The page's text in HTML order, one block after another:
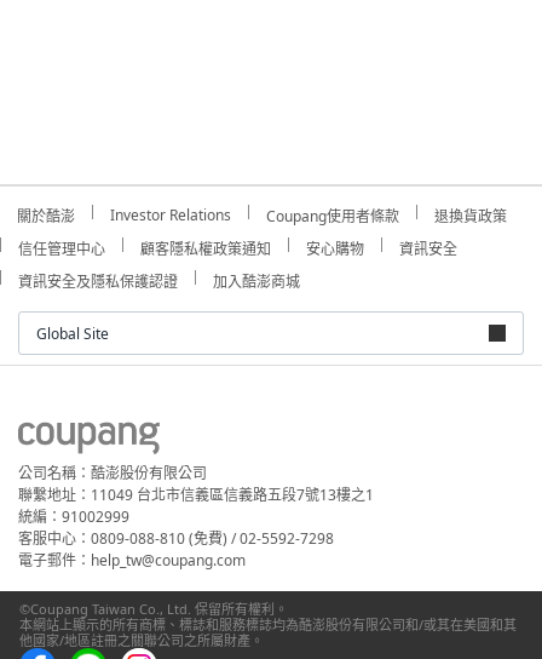
關於酷澎 Investor Relations Coupang使用者條款
退換貨政策
信任管理中心
顧客隱私權政策通知 安心購物
資訊安全
資訊安全及隱私保護認證
加入酷澎商城
Global Site
公司名稱：酷澎股份有限公司
聯繫地址：11049 台北市信義區信義路五段7號13樓之1
統編：91002999
客服中心：0809-088-810 (免費) / 02-5592-7298
電子郵件：help_tw@coupang.com
©Coupang Taiwan Co., Ltd. 保留所有權利。
本網站上顯示的所有商標、標誌和服務標誌均為酷澎股份有限公司和/或其在美國和其
他國家/地區註冊之關聯公司之所屬財產。